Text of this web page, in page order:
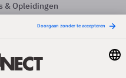
& Opleidingen